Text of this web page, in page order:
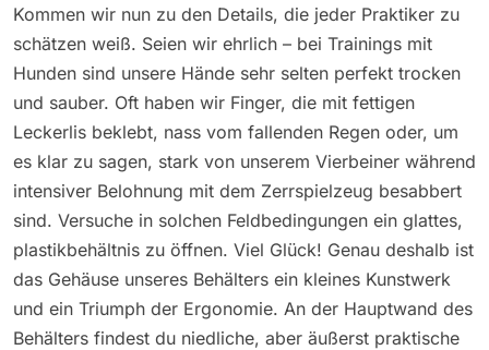
Kommen wir nun zu den Details, die jeder Praktiker zu
schätzen weiß. Seien wir ehrlich – bei Trainings mit
Hunden sind unsere Hände sehr selten perfekt trocken
und sauber. Oft haben wir Finger, die mit fettigen
Leckerlis beklebt, nass vom fallenden Regen oder, um
es klar zu sagen, stark von unserem Vierbeiner während
intensiver Belohnung mit dem Zerrspielzeug besabbert
sind. Versuche in solchen Feldbedingungen ein glattes,
plastikbehältnis zu öffnen. Viel Glück! Genau deshalb ist
das Gehäuse unseres Behälters ein kleines Kunstwerk
und ein Triumph der Ergonomie. An der Hauptwand des
Behälters findest du niedliche, aber äußerst praktische